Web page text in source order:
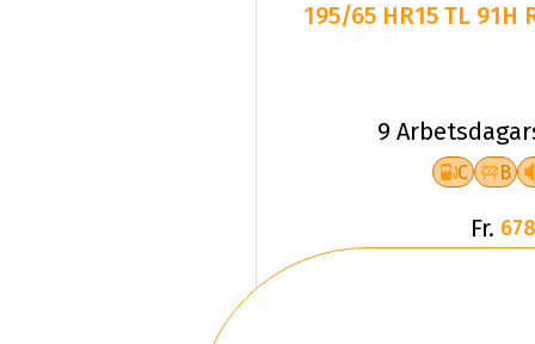
195/65 HR15 TL 91H
9
C B
Fr.